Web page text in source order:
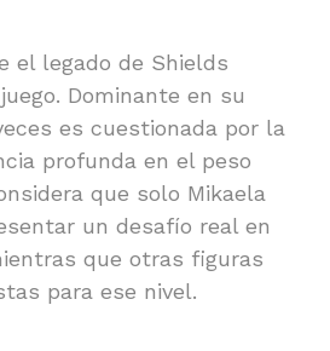
el legado de Shields
Dominante en su
es cuestionada por la
profunda en el peso
que solo Mikaela
un desafío real en
que otras figuras
para ese nivel.